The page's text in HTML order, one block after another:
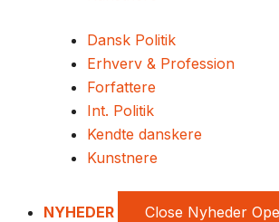
Dansk Politik
Erhverv & Profession
Forfattere
Int. Politik
Kendte danskere
Kunstnere
NYHEDER Close Nyheder